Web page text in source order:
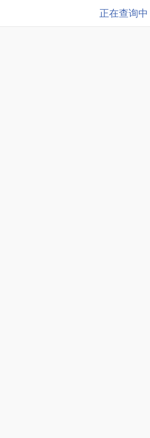
正在查询中